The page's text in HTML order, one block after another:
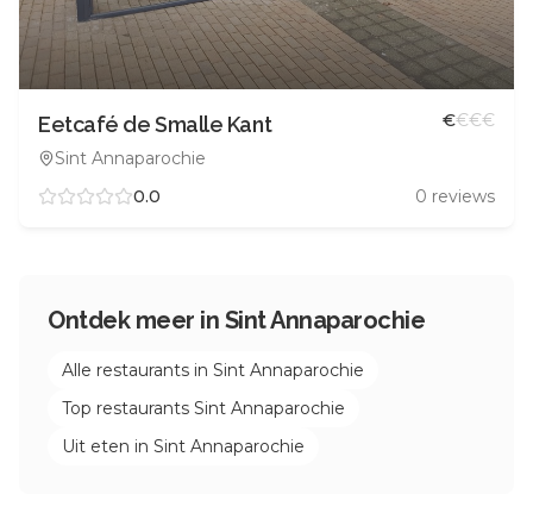
Eetcafé de Smalle Kant
Sint Annaparochie
€€€€
0.0 0 reviews
Ontdek meer in Sint Annaparochie
Alle restaurants in Sint Annaparochie
Top restaurants Sint Annaparochie
Uit eten in Sint Annaparochie